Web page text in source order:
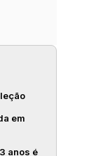
em
anos é